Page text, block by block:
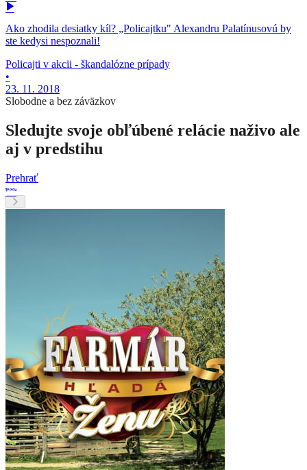
Ako zhodila desiatky kíl? „Policajtku" Alexandru Palatínusovú by
ste kedysi nespoznali!
Policajti v akcii - škandalózne prípady
•
23. 11. 2018
Slobodne a bez záväzkov
Sledujte svoje obľúbené relácie naživo ale
aj v predstihu
Prehrať